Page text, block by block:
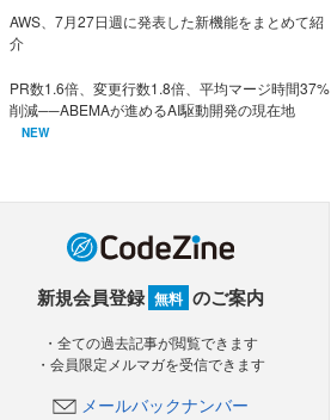
AWS、7月27日週に発表した新機能をまとめて紹
介
PR数1.6倍、変更行数1.8倍、平均マージ時間37%
削減──ABEMAが進めるAI駆動開発の現在地
NEW
新規会員登録 無料 のご案内
・全ての過去記事が閲覧できます
・会員限定メルマガを受信できます
メールバックナンバー